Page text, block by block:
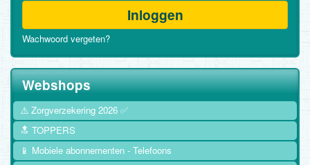
Inloggen
Wachwoord vergeten?
Webshops
⚠️ Zorgverzekering 2026 ✅
🔝 TOPPERS
📱 Mobiele abonnementen - Telefoons